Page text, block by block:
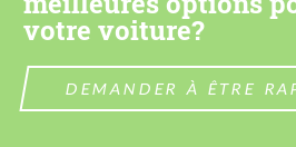
votre voiture?
DEMANDER À ÊTRE
CONTACTEZ-
CONTACTEZ-